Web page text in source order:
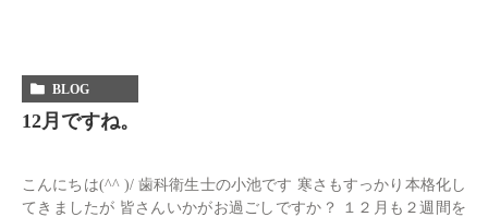
BLOG
12月ですね。
こんにちは(^^ )/ 歯科衛生士の小池です 寒さもすっかり本格化し
てきましたが 皆さんいかがお過ごしですか？ １２月も２週間を